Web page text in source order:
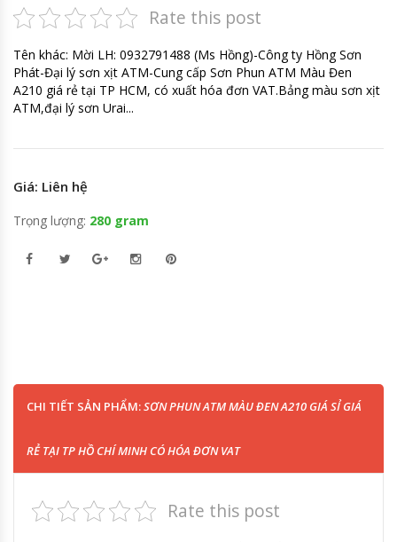
Rate this post
Tên khác: Mời LH: 0932791488 (Ms Hồng)-Công ty Hồng Sơn
Phát-Đại lý sơn xịt ATM-Cung cấp Sơn Phun ATM Màu Đen
A210 giá rẻ tại TP HCM, có xuất hóa đơn VAT.Bảng màu sơn xịt
ATM,đại lý sơn Urai...
Giá: Liên hệ
Trọng lượng: 280 gram
CHI TIẾT SẢN PHẨM:SƠN PHUN ATM MÀU ĐEN A210 GIÁ SỈ GIÁ
RẺ TẠI TP HỒ CHÍ MINH CÓ HÓA ĐƠN VAT
Rate this post